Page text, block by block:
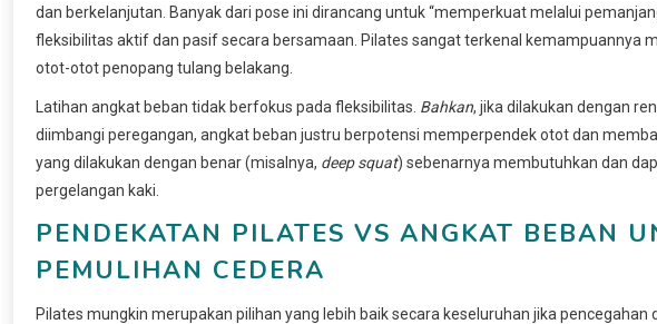
dan berkelanjutan. Banyak dari pose ini dirancang untuk “memperkuat melalui
fleksibilitas aktif dan pasif secara bersamaan. Pilates sangat terkenal kemampuannya
otot-otot penopang tulang belakang.
Latihan angkat beban tidak berfokus pada fleksibilitas. Bahkan, jika dilakukan dengan
diimbangi peregangan, angkat beban justru berpotensi memperpendek otot dan
yang dilakukan dengan benar (misalnya, deep squat) sebenarnya membutuhkan dan
pergelangan kaki.
PENDEKATAN PILATES VS ANGKAT BEBAN
PEMULIHAN CEDERA
Pilates mungkin merupakan pilihan yang lebih baik secara keseluruhan jika